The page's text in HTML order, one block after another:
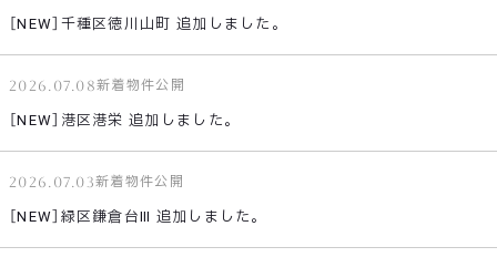
［NEW］千種区徳川山町 追加しました。
2026.07.08新着物件公開
［NEW］港区港栄 追加しました。
2026.07.03新着物件公開
［NEW］緑区鎌倉台Ⅲ 追加しました。